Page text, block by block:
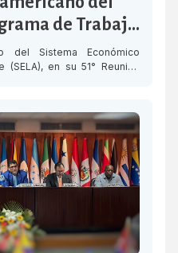
de Trabajo
del Sistema Económico
en su 51° Reunión
e inclusiva, a través
institucionales de
de […]